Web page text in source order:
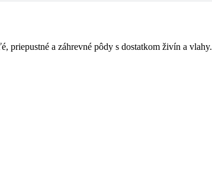
prie­pustné a záhrevné pôdy s dos­tatkom živín a vlahy.